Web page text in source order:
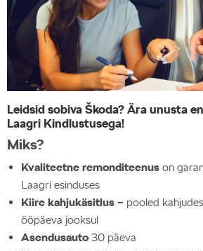
Leidsid sobiva Škoda? Ära unusta
Laagri Kindlustusega!
Miks?
Kvaliteetne remonditeenus on
Laagri esinduses
Kiire kahjukäsitlus – pooled
ööpäeva jooksul
Asendusauto 30 päeva